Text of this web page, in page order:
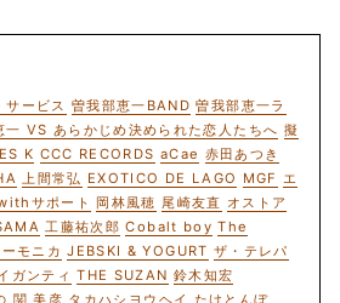
サービス 曽我部恵一BAND 曽我部恵一ラ
一 VS あらかじめ決められた恋人たちへ 擬
K CCC RECORDS aCae 赤田あつき
上間常弘 EXOTICO DE LAGO MGF エ
サポート 岡林風穂 尾崎友直 オストア
工藤祐次郎 Cobalt boy The
モニカ JEBSKI & YOGURT ザ・テレパ
ガンティ THE SUZAN 鈴木知宏
関 美彦 タカハシヨウヘイ たけとんぼ